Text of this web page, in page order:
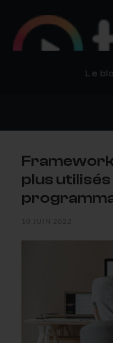
Le
Framework
plus utilisés
10 JUIN 2022